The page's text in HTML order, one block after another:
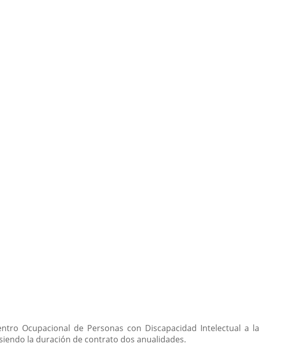
Ocupacional de Personas con Discapacidad Intelectual a la
la duración de contrato dos anualidades.